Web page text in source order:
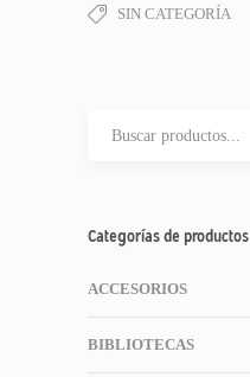
SIN CATEGORÍA
Categorías de productos
ACCESORIOS
BIBLIOTECAS